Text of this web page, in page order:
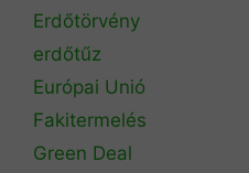
Erdőtörvény
erdőtűz
Európai Unió
Fakitermelés
Green Deal